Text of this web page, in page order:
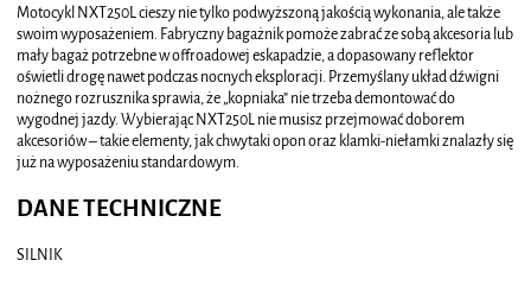
Motocykl NXT250L cieszy nie tylko podwyższoną jakością wykonania, ale także
swoim wyposażeniem. Fabryczny bagażnik pomoże zabrać ze sobą akcesoria lub
mały bagaż potrzebne w offroadowej eskapadzie, a dopasowany reflektor
oświetli drogę nawet podczas nocnych eksploracji. Przemyślany układ dźwigni
nożnego rozrusznika sprawia, że „kopniaka” nie trzeba demontować do
wygodnej jazdy. Wybierając NXT250L nie musisz przejmować doborem
akcesoriów – takie elementy, jak chwytaki opon oraz klamki-niełamki znalazły się
już na wyposażeniu standardowym.
DANE TECHNICZNE
SILNIK